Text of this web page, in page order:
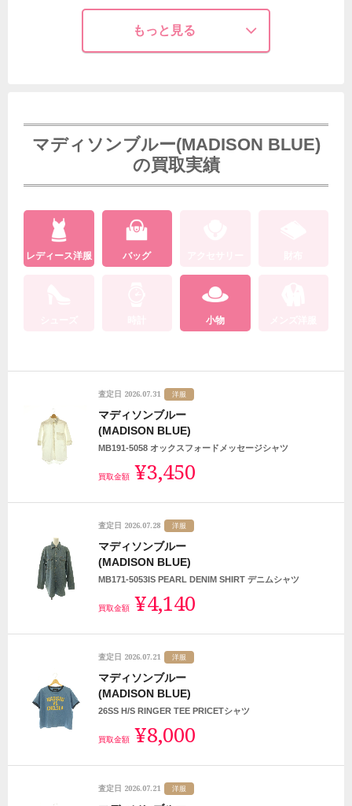
もっと見る
マディソンブルー(MADISON BLUE)
の買取実績
レディース洋服 バッグ
小物
査定日 2026.07.31 洋服
マディソンブルー
(MADISON BLUE)
MB191-5058 オックスフォードメッセージシャツ
買取金額 ¥3,450
査定日 2026.07.28 洋服
マディソンブルー
(MADISON BLUE)
MB171-5053IS PEARL DENIM SHIRT デニムシャツ
買取金額 ¥4,140
査定日 2026.07.21 洋服
マディソンブルー
(MADISON BLUE)
26SS H/S RINGER TEE PRICETシャツ
買取金額 ¥8,000
査定日 2026.07.21 洋服